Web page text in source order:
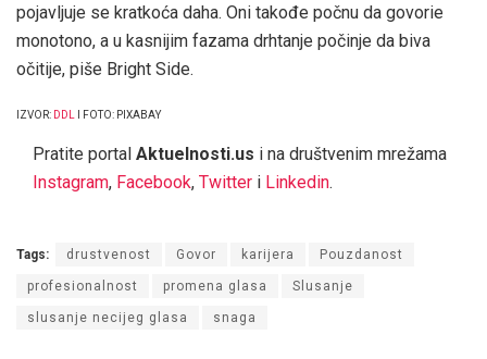
pojavljuje se kratkoća daha. Oni takođe počnu da govorie
monotono, a u kasnijim fazama drhtanje počinje da biva
očitije, piše Bright Side.
IZVOR: DDL I FOTO: PIXABAY
Pratite portal Aktuelnosti.us i na društvenim mrežama
Instagram, Facebook, Twitter i Linkedin.
Tags: drustvenost Govor karijera Pouzdanost
profesionalnost promena glasa Slusanje
slusanje necijeg glasa snaga